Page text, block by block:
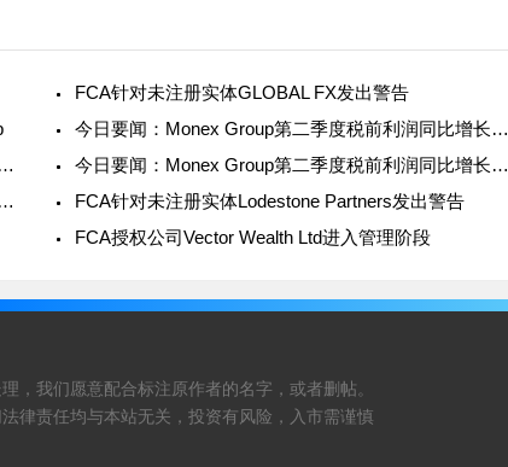
FCA针对未注册实体GLOBAL FX发出警告
今日要闻：Monex Group第二季度税前利润同比增长238%；FMA
今日要闻：新西兰证券交易所上半年净利润同比下降16%；eTo
今日要闻：Monex Group第二季度税前利润同比增长238%；FMA
今日要闻：新西兰证券交易所上半年净利润同比下降16%；eTo
FCA针对未注册实体Lodestone Partners发出警告
FCA授权公司Vector Wealth Ltd进入管理阶段
，我们愿意配合标注原作者的名字，或者删帖。
律责任均与本站无关，投资有风险，入市需谨慎